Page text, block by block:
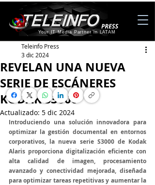
Your IT Media Partner in LATAM
REVELAN UNA NUEVA
SERIE DE ESCÁNERES
KODAK S3000
Teleinfo Press
3 dic 2024
Actualizado: 5 dic 2024
Introduciendo una solución innovadora para
optimizar la gestión documental en entornos
corporativos, la nueva serie S3000 de Kodak
Alaris proporciona digitalización eficiente con
alta calidad de imagen, procesamiento
avanzado y conectividad mejorada, diseñada
para optimizar tareas repetitivas y aumentar la